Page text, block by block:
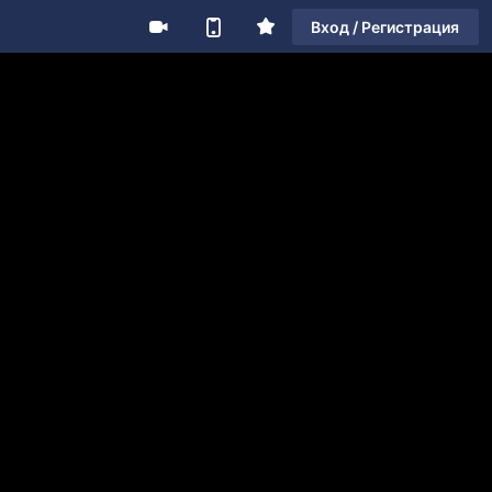
Вход / Регистрация